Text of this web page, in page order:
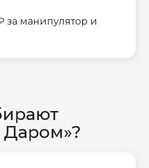
за манипулятор и
Даром»?